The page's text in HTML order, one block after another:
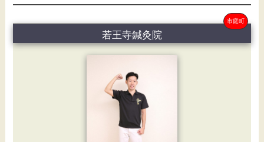
市庭町
若王寺鍼灸院